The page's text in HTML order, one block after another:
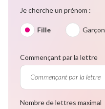
Je cherche un prénom :
Fille Garçon
Commençant par la lettre
Nombre de lettres maximal